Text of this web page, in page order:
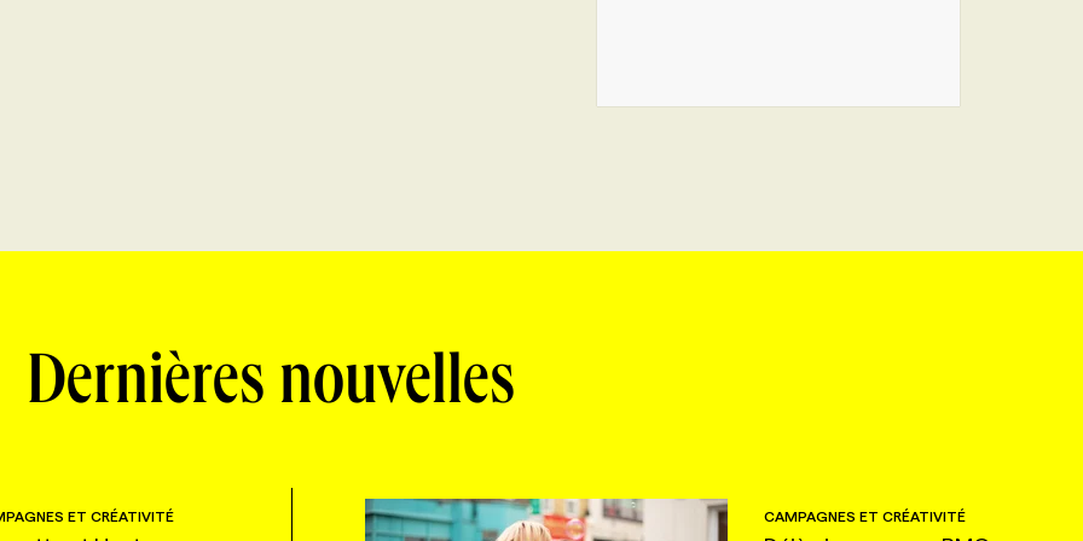
Dernières nouvelles
ET CRÉATIVITÉ CAMPAGNES ET CRÉATIVITÉ